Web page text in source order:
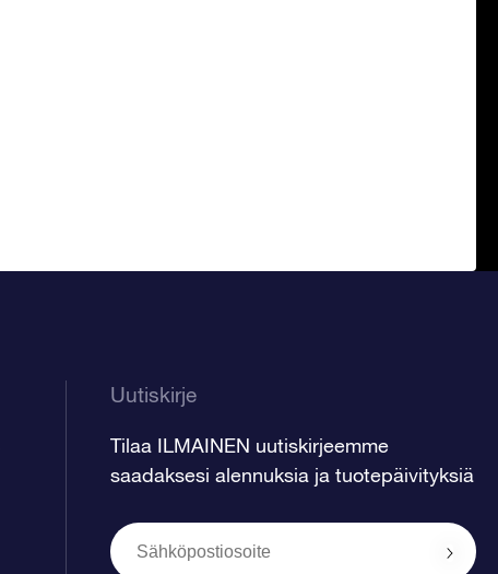
Uutiskirje
Tilaa ILMAINEN uutiskirjeemme
saadaksesi alennuksia ja tuotepäivityksiä